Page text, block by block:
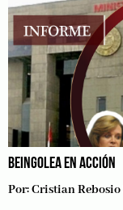
BEINGOLEA EN ACCIÓN
Por:Cristian Rebosio